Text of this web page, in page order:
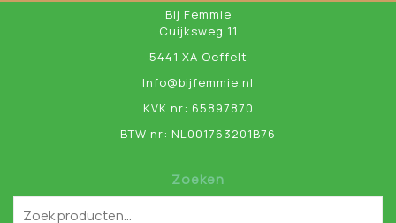
Bij Femmie
Cuijksweg 11
5441 XA Oeffelt
Info@bijfemmie.nl
KVK nr: 65897870
BTW nr: NL001763201B76
Zoeken